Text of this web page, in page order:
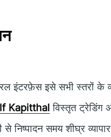
इंटरफ़ेस इसे सभी स्तरों के
Kapitthal विस्तृत ट्रेडिंग
से निष्पादन समय शीघ्र